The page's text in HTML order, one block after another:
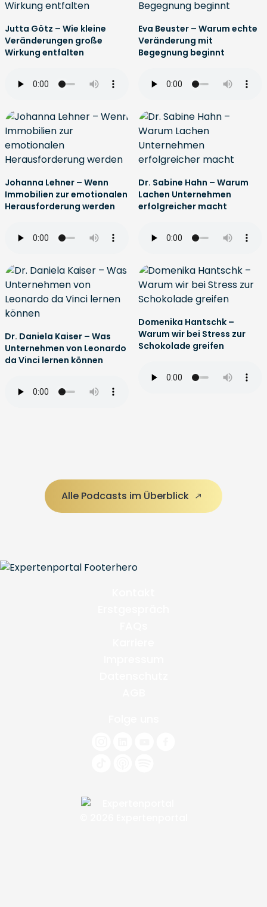
Jutta Götz – Wie kleine
Veränderungen große
Wirkung entfalten
Eva Beuster – Warum echte
Veränderung mit
Begegnung beginnt
Johanna Lehner – Wenn
Immobilien zur emotionalen
Herausforderung werden
Dr. Sabine Hahn – Warum
Lachen Unternehmen
erfolgreicher macht
Dr. Daniela Kaiser – Was
Unternehmen von Leonardo
da Vinci lernen können
Domenika Hantschk –
Warum wir bei Stress zur
Schokolade greifen
Alle Podcasts im Überblick